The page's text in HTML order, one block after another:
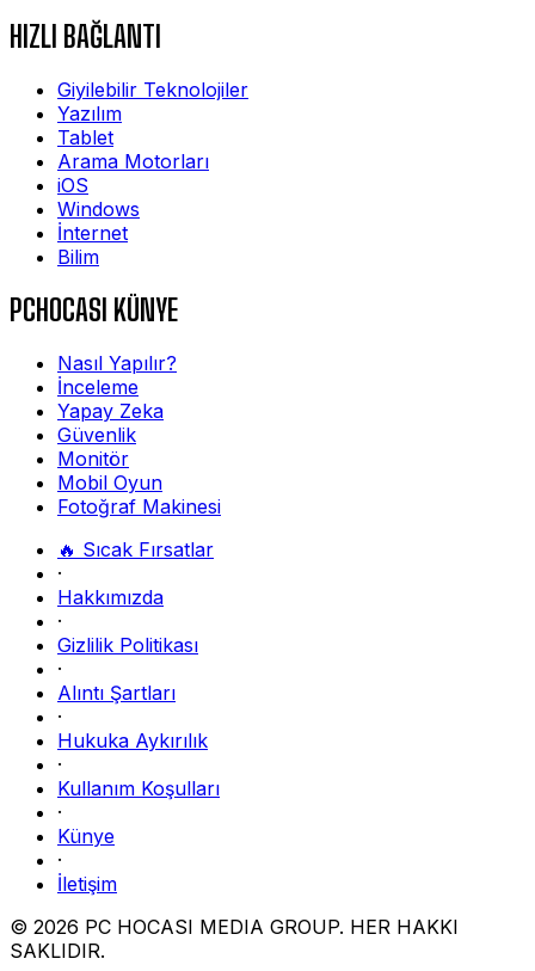
HIZLI BAĞLANTI
Giyilebilir Teknolojiler
Yazılım
Tablet
Arama Motorları
iOS
Windows
İnternet
Bilim
PCHOCASI KÜNYE
Nasıl Yapılır?
İnceleme
Yapay Zeka
Güvenlik
Monitör
Mobil Oyun
Fotoğraf Makinesi
🔥 Sıcak Fırsatlar
·
Hakkımızda
·
Gizlilik Politikası
·
Alıntı Şartları
·
Hukuka Aykırılık
·
Kullanım Koşulları
·
Künye
·
İletişim
© 2026 PC HOCASI MEDIA GROUP. HER HAKKI
SAKLIDIR.